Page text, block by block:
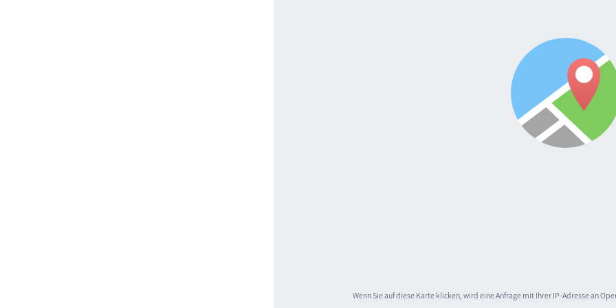
Wenn Sie auf diese Karte klicken, wird eine Anfrage mit Ihrer IP-Adresse an